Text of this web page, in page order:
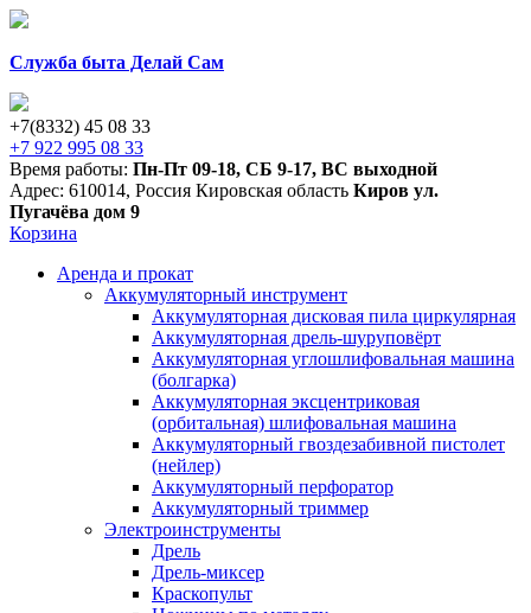
Служба быта Делай Сам
+7(8332) 45 08 33
+7 922 995 08 33
Время работы: Пн-Пт 09-18, СБ 9-17, ВС выходной
Адрес: 610014, Россия Кировская область Киров ул.
Пугачёва дом 9
Корзина
Аренда и прокат
Аккумуляторный инструмент
Аккумуляторная дисковая пила циркулярная
Аккумуляторная дрель-шуруповёрт
Аккумуляторная углошлифовальная машина
(болгарка)
Аккумуляторная эксцентриковая
(орбитальная) шлифовальная машина
Аккумуляторный гвоздезабивной пистолет
(нейлер)
Аккумуляторный перфоратор
Аккумуляторный триммер
Электроинструменты
Дрель
Дрель-миксер
Краскопульт